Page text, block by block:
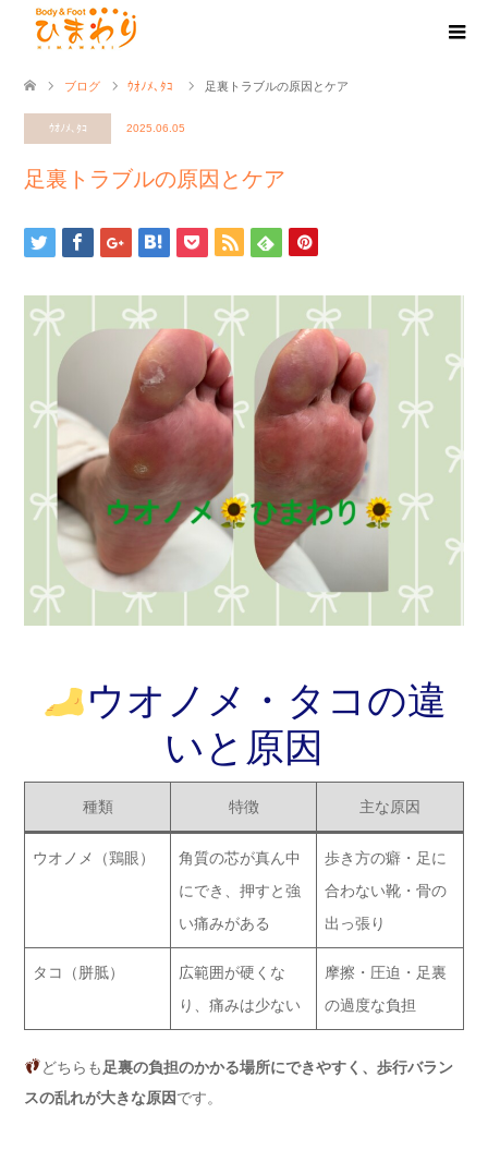
ブログ ｳｵﾉﾒ､ﾀｺ 足裏トラブルの原因とケア
ｳｵﾉﾒ､ﾀｺ 2025.06.05
足裏トラブルの原因とケア
ウオノメ・タコの違
いと原因
種類 特徴 主な原因
ウオノメ（鶏眼）
角質の芯が真ん中
にでき、押すと強
い痛みがある
歩き方の癖・足に
合わない靴・骨の
出っ張り
タコ（胼胝）
広範囲が硬くな
り、痛みは少ない
摩擦・圧迫・足裏
の過度な負担
どちらも 足裏の負担のかかる場所にできやすく、歩行バラン
スの乱れが大きな原因です。